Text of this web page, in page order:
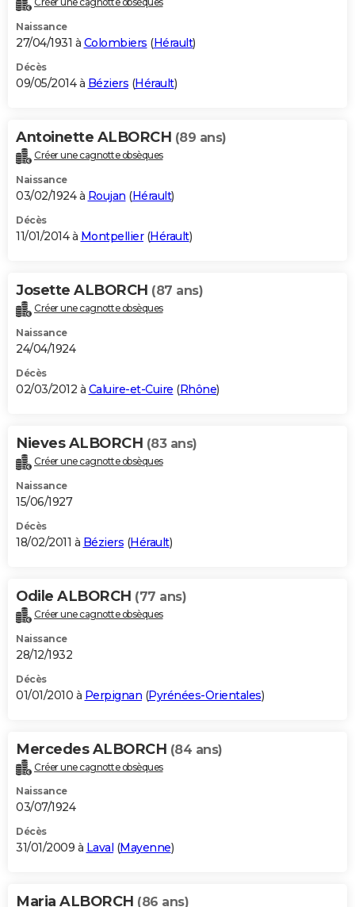
Naissance
27/04/1931 à Colombiers (Hérault)
Décès
09/05/2014 à Béziers (Hérault)
Antoinette ALBORCH (89 ans)
Créer une cagnotte obsèques
Naissance
03/02/1924 à Roujan (Hérault)
Décès
11/01/2014 à Montpellier(Hérault)
Josette ALBORCH (87 ans)
Créer une cagnotte obsèques
Naissance
24/04/1924
Décès
02/03/2012 à Caluire-et-Cuire (Rhône)
Nieves ALBORCH (83 ans)
Créer une cagnotte obsèques
Naissance
15/06/1927
Décès
18/02/2011 à Béziers (Hérault)
Odile ALBORCH (77 ans)
Créer une cagnotte obsèques
Naissance
28/12/1932
Décès
01/01/2010 à Perpignan (Pyrénées-Orientales)
Mercedes ALBORCH (84 ans)
Créer une cagnotte obsèques
Naissance
03/07/1924
Décès
31/01/2009 à Laval (Mayenne)
Maria ALBORCH (86 ans)